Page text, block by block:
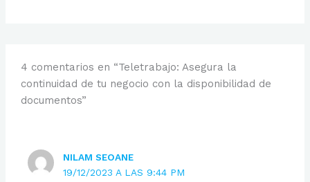
4 comentarios en “Teletrabajo: Asegura la
continuidad de tu negocio con la disponibilidad de
documentos”
NILAM SEOANE
19/12/2023 A LAS 9:44 PM